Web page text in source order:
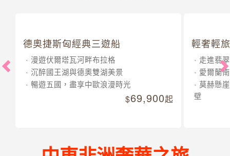
德奧捷斯匈經典三遊船
漫遊伏爾塔瓦河畔布拉格
沉醉國王湖與德奧雙湖美景
暢遊五國，盡享中歐浪漫時光
69,900起
輕奢輕
走進翡
愛爾蘭
莫赫懸
壁